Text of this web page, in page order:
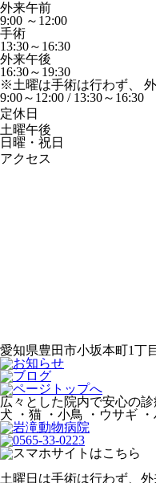
外来午前
9:00 ～12:00
手術
13:30～16:30
外来午後
16:30～19:30
※土曜は手術は行わず、
9:00～12:00 / 13:30～16:30
定休日
土曜午後
日曜・祝日
アクセス
愛知県豊田市小坂本町1丁
広々とした院内で安心の診
犬 ・猫 ・小鳥 ・ウサギ
土曜日は手術は行わず、